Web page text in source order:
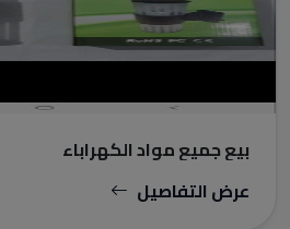
بيع جميع مواد الكهراباء
عرض التفاصيل